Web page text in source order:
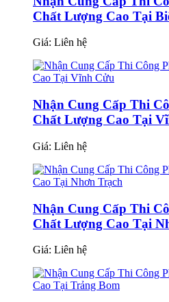
Chất Lượng Cao Tại
Giá: Liên hệ
Nhận Cung Cấp Thi
Chất Lượng Cao Tại
Giá: Liên hệ
Nhận Cung Cấp Thi
Chất Lượng Cao Tại
Giá: Liên hệ